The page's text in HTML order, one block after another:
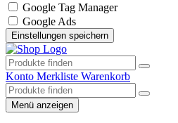
Google Tag Manager
Google Ads
Konto Merkliste Warenkorb
Menü anzeigen